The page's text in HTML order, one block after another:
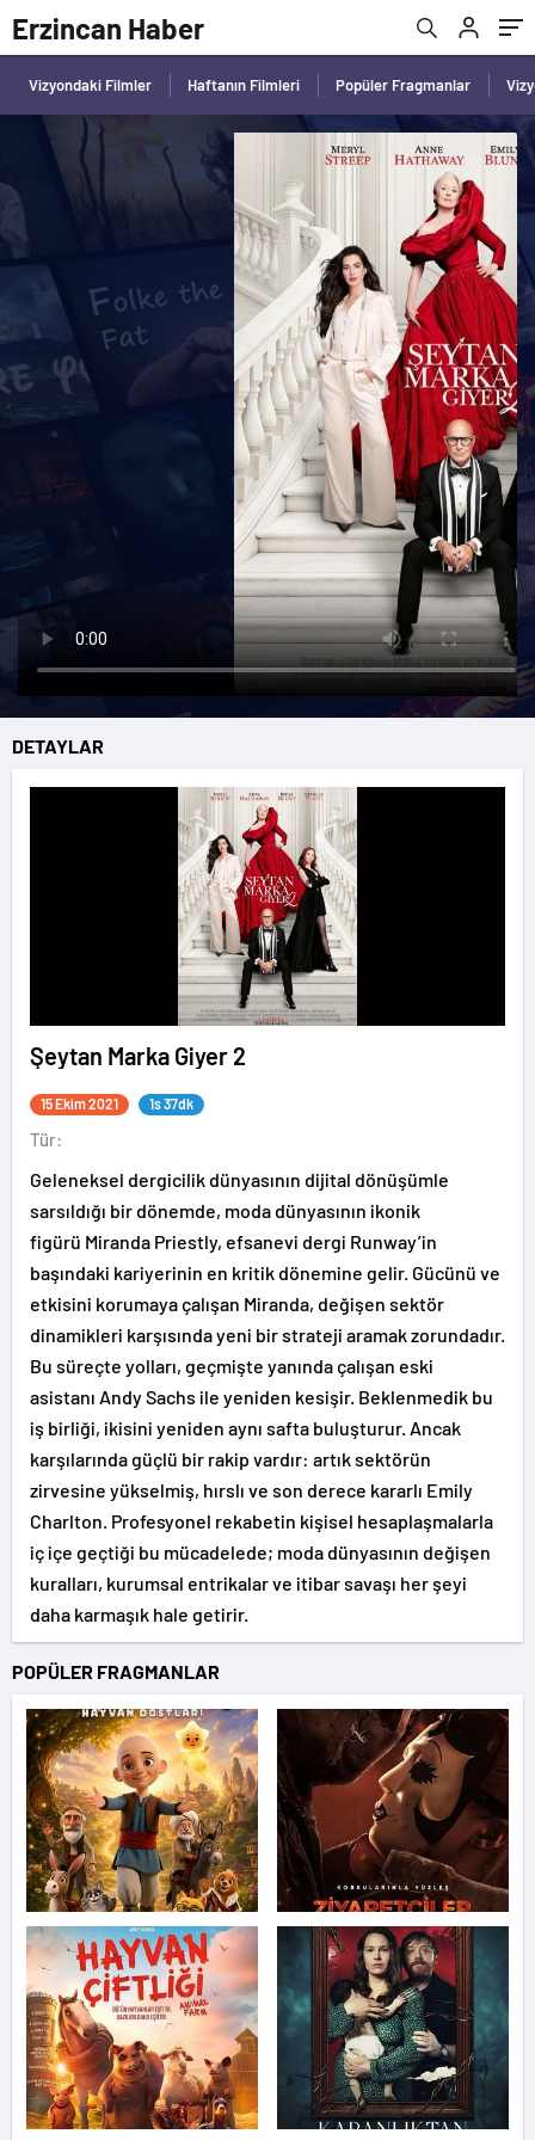
Erzincan Haber
Vizyondaki Filmler Haftanın Filmleri Popüler Fragmanlar
DETAYLAR
Şeytan Marka Giyer 2
15 Ekim 2021 1s 37dk
Tür:
Geleneksel dergicilik dünyasının dijital dönüşümle
sarsıldığı bir dönemde, moda dünyasının ikonik
figürü Miranda Priestly, efsanevi dergi Runway’in
başındaki kariyerinin en kritik dönemine gelir. Gücünü ve
etkisini korumaya çalışan Miranda, değişen sektör
dinamikleri karşısında yeni bir strateji aramak zorundadır.
Bu süreçte yolları, geçmişte yanında çalışan eski
asistanı Andy Sachs ile yeniden kesişir. Beklenmedik bu
iş birliği, ikisini yeniden aynı safta buluşturur. Ancak
karşılarında güçlü bir rakip vardır: artık sektörün
zirvesine yükselmiş, hırslı ve son derece kararlı Emily
Charlton. Profesyonel rekabetin kişisel hesaplaşmalarla
iç içe geçtiği bu mücadelede; moda dünyasının değişen
kuralları, kurumsal entrikalar ve itibar savaşı her şeyi
daha karmaşık hale getirir.
POPÜLER FRAGMANLAR